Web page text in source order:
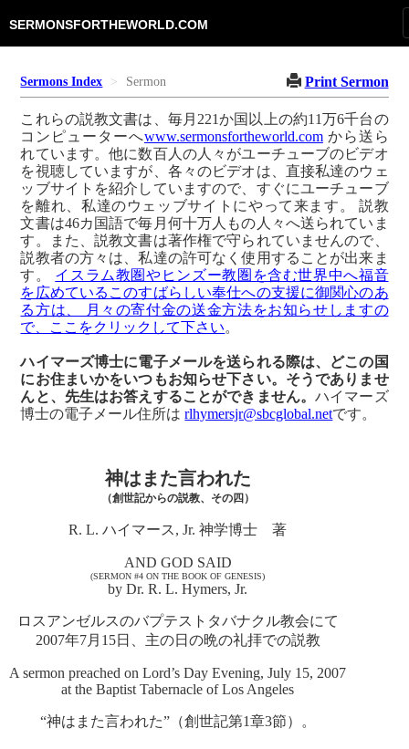
SERMONSFORTHEWORLD.COM
Sermons Index Sermon Print Sermon
これらの説教文書は、毎月221か国以上の約11万6千台の
コンピューターへwww.sermonsfortheworld.comから送ら
れています。他に数百人の人々がユーチューブのビデオ
を視聴していますが、各々のビデオは、直接私達のウェ
ッブサイトを紹介していますので、すぐにユーチューブ
を離れ、私達のウェッブサイトにやって来ます。 説教
文書は46カ国語で毎月何十万人もの人々へ送られていま
す。また、説教文書は著作権で守られていませんので、
説教者の方々は、私達の許可なく使用することが出来ま
す。 イスラム教圏やヒンズー教圏を含む世界中へ福音
を広めているこのすばらしい奉仕への支援に御関心のあ
る方は、 月々の寄付金の送金方法をお知らせしますの
で、ここをクリックして下さい。
ハイマーズ博士に電子メールを送られる際は、どこの国
にお住まいかをいつもお知らせ下さい。そうでありませ
んと、先生はお答えすることができません。ハイマーズ
博士の電子メール住所はrlhymersjr@sbcglobal.netです。
神はまた言われた
（創世記からの説教、その四）
R. L. ハイマース, Jr. 神学博士 著
AND GOD SAID
(SERMON #4 ON THE BOOK OF GENESIS)
by Dr. R. L. Hymers, Jr.
ロスアンゼルスのバプテストタバナクル教会にて
2007年7月15日、主の日の晩の礼拝での説教
A sermon preached on Lord’s Day Evening, July 15, 2007
at the Baptist Tabernacle of Los Angeles
“神はまた言われた”（創世記第1章3節）。